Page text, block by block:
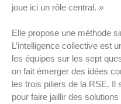
joue ici un rôle central. »
Elle propose une méthode
L’intelligence collective est
les équipes sur les sept
on fait émerger des idées
les trois piliers de la RSE. Il
pour faire jaillir des